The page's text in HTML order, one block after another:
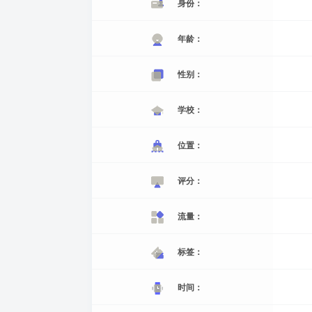
身份：
年龄：
性别：
学校：
位置：
评分：
流量：
标签：
时间：